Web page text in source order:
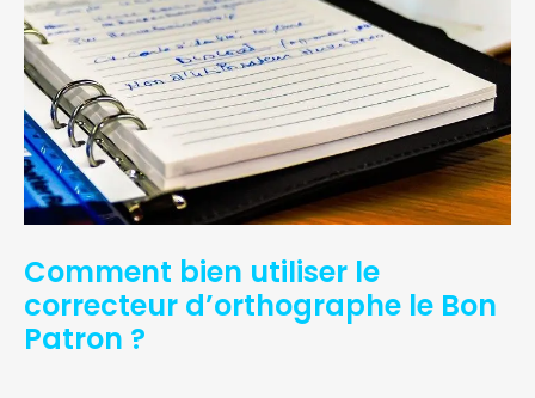
Comment bien utiliser le
correcteur d’orthographe le Bon
Patron ?